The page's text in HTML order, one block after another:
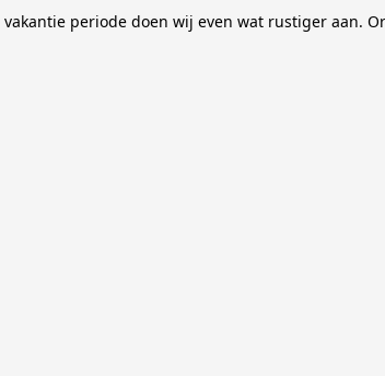
vakantie periode doen wij even wat rustiger aan.